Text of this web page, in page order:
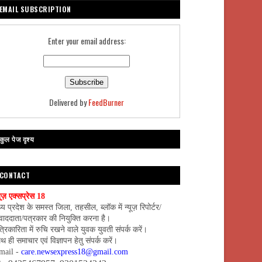
EMAIL SUBSCRIPTION
Enter your email address:
Delivered byFeedBurner
पेज दृश्य
CONTACT
एक्सप्रेस 18
प्रदेश के समस्त जिला, तहसील, ब्लॉक में न्यूज़ रिपोर्टर/
पत्रकार की नियुक्ति करना है।
में रुचि रखने वाले युवक युवती संपर्क करें।
ही समाचार एवं विज्ञापन हेतु संपर्क करें।
- care.newsexpress18@gmail.com